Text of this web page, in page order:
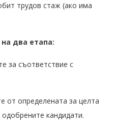
трудов стаж (ако има
два етапа:
за съответствие с
от определената за целта
кандидати.